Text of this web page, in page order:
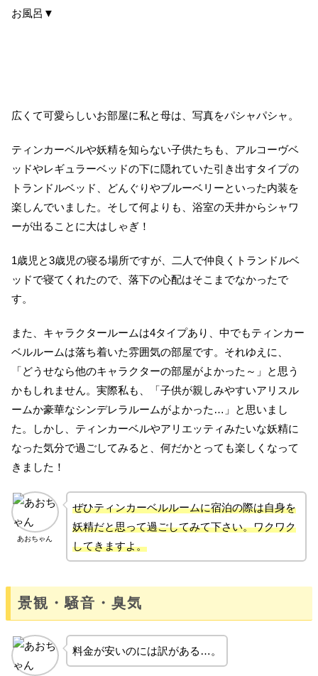
お風呂▼
広くて可愛らしいお部屋に私と母は、写真をパシャパシャ。
ティンカーベルや妖精を知らない子供たちも、アルコーヴベ
ッドやレギュラーベッドの下に隠れていた引き出すタイプの
トランドルベッド、どんぐりやブルーベリーといった内装を
楽しんでいました。そして何よりも、浴室の天井からシャワ
ーが出ることに大はしゃぎ！
1歳児と3歳児の寝る場所ですが、二人で仲良くトランドルベ
ッドで寝てくれたので、落下の心配はそこまでなかったで
す。
また、キャラクタールームは4タイプあり、中でもティンカー
ベルルームは落ち着いた雰囲気の部屋です。それゆえに、
「どうせなら他のキャラクターの部屋がよかった～」と思う
かもしれません。実際私も、「子供が親しみやすいアリスル
ームか豪華なシンデレラルームがよかった…」と思いまし
た。しかし、ティンカーベルやアリエッティみたいな妖精に
なった気分で過ごしてみると、何だかとっても楽しくなって
きました！
あおちゃん
ぜひティンカーベルルームに宿泊の際は自身を
妖精だと思って過ごしてみて下さい。ワクワク
してきますよ。
景観・騒音・臭気
料金が安いのには訳がある…。